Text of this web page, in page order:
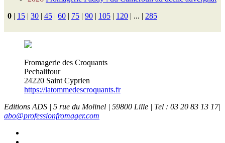
0 | 15 | 30 | 45 | 60 | 75 | 90 | 105 | 120 | ... | 285
Fromagerie des Croquants
Pechalifour
24220 Saint Cyprien
https://latommedescroquants.fr
Editions ADS | 5 rue du Molinel | 59800 Lille | Tel : 03 20 83 13 17|
abo@professionfromager.com